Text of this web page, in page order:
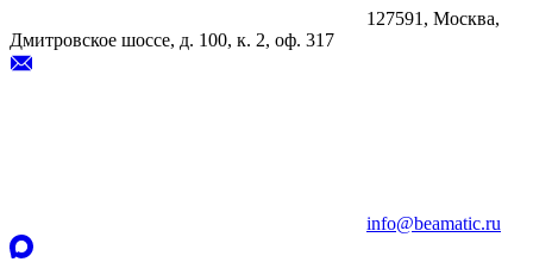
127591, Москва,
Дмитровское шоссе, д. 100, к. 2, оф. 317
info@beamatic.ru